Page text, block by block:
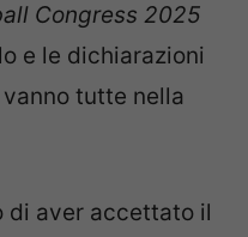
Congress 2025
e le dichiarazioni
tutte nella
di aver accettato il